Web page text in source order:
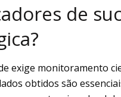
de
exige monitoramento
obtidos são